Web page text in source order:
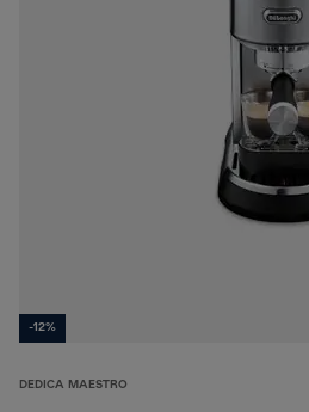
-12%
DEDICA MAESTRO